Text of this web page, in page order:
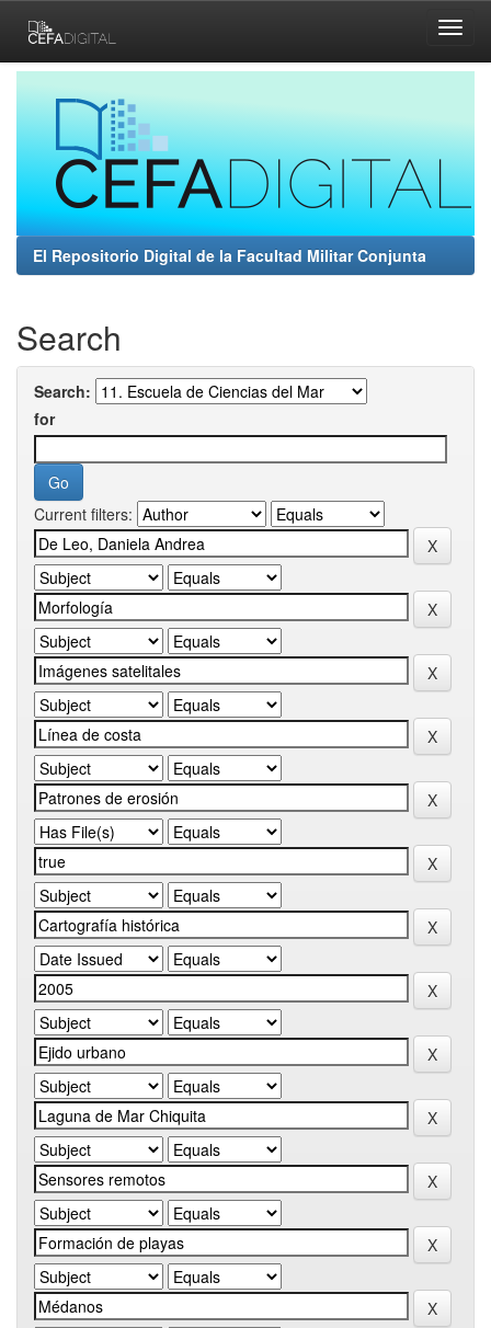
navigation
El Repositorio Digital de la Facultad Militar Conjunta
Search
Search:
for
Current filters: